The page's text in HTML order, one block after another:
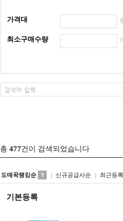
가격대
최소구매수량
총 477건이 검색되었습니다
도매꾹랭킹순 신규공급사순 최근등
기본등록